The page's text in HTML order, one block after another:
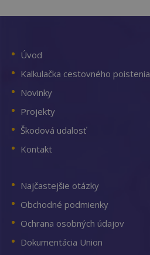
Úvod
Kalkulačka cestovného poistenia
Novinky
Projekty
Škodová udalosť
Kontakt
Najčastejšie otázky
Obchodné podmienky
Ochrana osobných údajov
Dokumentácia Union